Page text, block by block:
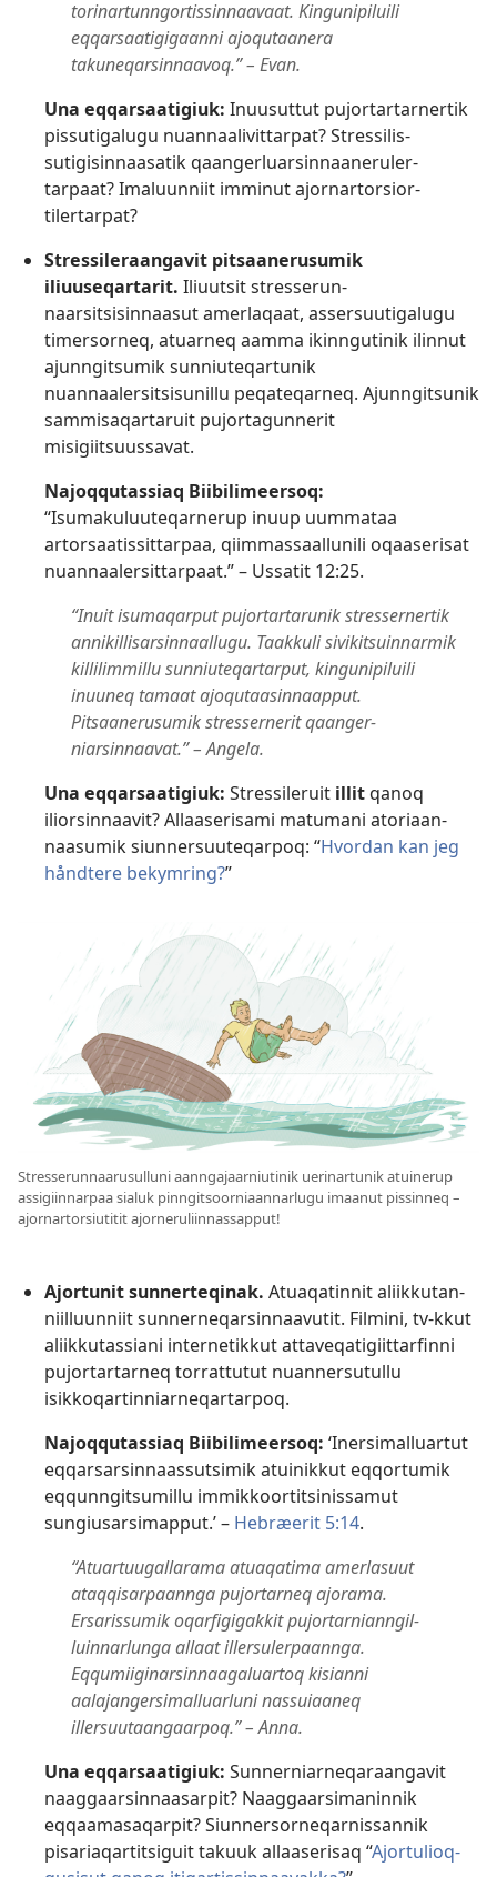
torinar­tunngor­tissinnaavaat. Kingunipiluili
eqqarsaatigigaanni ajoqutaanera
takuneqarsinnaavoq.” – Evan.
Una eqqarsaatigiuk: Inuusuttut pujortar­tarnertik
pissutigalugu nuannaalivittarpat? Stressilis­
sutigisin­naasatik qaangerluarsin­naaneruler­
tarpaat? Imaluunniit imminut ajornar­torsior­
tilertarpat?
Stressileraangavit pitsaanerusumik
iliuuseqartarit. Iliuutsit stresserun­
naarsitsisinnaasut amerlaqaat, assersuutigalugu
timersorneq, atuarneq aamma ikinngutinik ilinnut
ajunngitsumik sunniuteqartunik
nuannaalersitsisunillu peqateqarneq. Ajunngitsunik
sammisaqartaruit pujortagunnerit
misigiitsuussavat.
Najoqqutassiaq Biibilimeersoq:
“Isumakuluuteqarnerup inuup uummataa
artorsaatis­sittarpaa, qiimmas­saallunili oqaaserisat
nuannaalersit­tarpaat.” – Ussatit 12:25.
“Inuit isumaqarput pujortar­tarunik stressernertik
annikil­lisarsin­naallugu. Taakkuli sivikitsuinnarmik
killilimmillu sunniuteqartarput, kingunipiluili
inuuneq tamaat ajoqutaasin­naapput.
Pitsaanerusumik stressernerit qaanger­
niarsinnaavat.” – Angela.
Una eqqarsaatigiuk: Stressileruit illitqanoq
iliorsinnaavit? Allaaserisami matumani atoriaan­
naasumik siunnersuuteqarpoq: “Hvordan kan jeg
håndtere bekymring?”
Stresserun­naarusulluni aanngajaar­niutinik uerinartunik atuinerup
assigiinnarpaa sialuk pinngitsoor­niaannarlugu imaanut pissinneq –
ajornar­torsiutitit ajorneruliin­nassapput!
Ajortunit sunnerteqinak. Atuaqatinnit aliikkutan­
niilluunniit sunnerneqarsin­naavutit. Filmini, tv-kkut
aliikkutassiani internetikkut attaveqatigiit­tarfinni
pujortartarneq torrattutut nuannersutullu
isikkoqar­tinniar­neqartarpoq.
Najoqqutassiaq Biibilimeersoq: ‘Inersimal­luartut
eqqarsarsin­naassutsimik atuinikkut eqqortumik
eqqunngitsumillu immikkoor­titsinissamut
sungiusarsimapput.’ – Hebræerit 5:14.
“Atuartuugallarama atuaqatima amerlasuut
ataqqisarpaannga pujortarneq ajorama.
Ersarissumik oqarfigigakkit pujortar­nianngil­
luinnarlunga allaat illersulerpaannga.
Eqqumiiginarsin­naagaluartoq kisianni
aalajangersimal­luarluni nassuiaaneq
illersuutaangaarpoq.” – Anna.
Una eqqarsaatigiuk: Sunnerniar­neqaraangavit
naaggaarsin­naasarpit? Naaggaarsimaninnik
eqqaamasaqarpit? Siunnersor­neqarnissannik
pisariaqar­titsiguit takuuk allaaserisaq “Ajortulioq­